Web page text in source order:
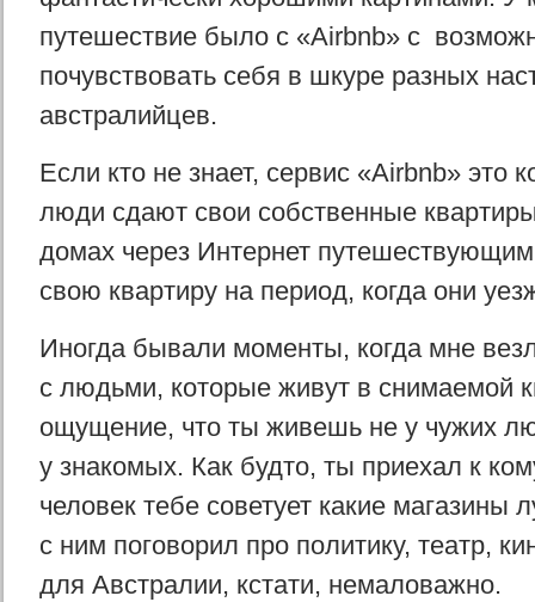
путешествие было с «Airbnb» с
почувствовать себя в шкуре разных
австралийцев.
Если кто не знает, сервис «Airbnb» это
люди сдают свои собственные
домах через Интернет
свою квартиру на период, когда они
Иногда бывали моменты, когда мне
с людьми, которые живут в снимаемой
ощущение, что ты живешь не у чужих
у знакомых. Как будто, ты приехал к
человек тебе советует какие
с ним поговорил про политику, театр,
для Австралии, кстати, немаловажно.